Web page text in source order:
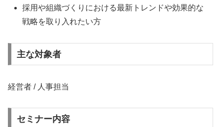
採用や組織づくりにおける最新トレンドや効果的な
戦略を取り入れたい方
主な対象者
経営者 / 人事担当
セミナー内容